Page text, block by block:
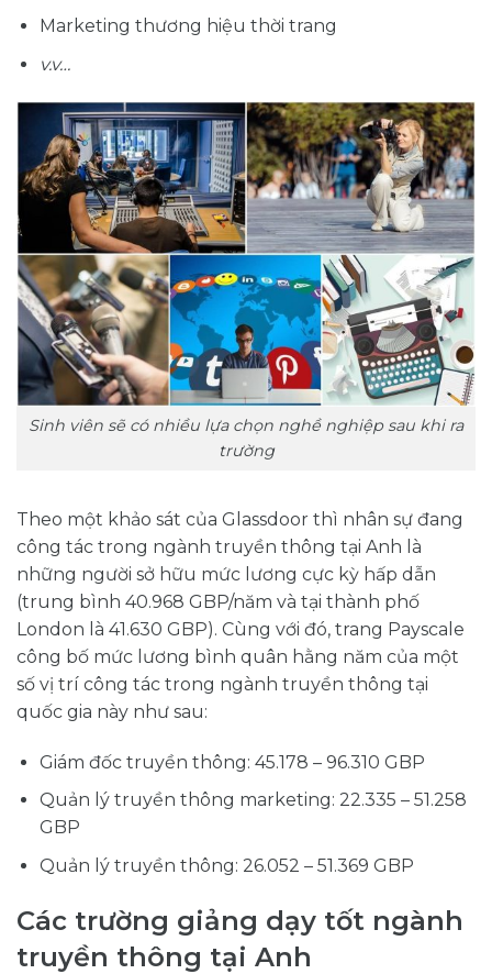
Marketing thương hiệu thời trang
v.v…
Sinh viên sẽ có nhiều lựa chọn nghề nghiệp sau khi ra
trường
Theo một khảo sát của Glassdoor thì nhân sự đang
công tác trong ngành truyền thông tại Anh là
những người sở hữu mức lương cực kỳ hấp dẫn
(trung bình 40.968 GBP/năm và tại thành phố
London là 41.630 GBP). Cùng với đó, trang Payscale
công bố mức lương bình quân hằng năm của một
số vị trí công tác trong ngành truyền thông tại
quốc gia này như sau:
Giám đốc truyền thông: 45.178 – 96.310 GBP
Quản lý truyền thông marketing: 22.335 – 51.258
GBP
Quản lý truyền thông: 26.052 – 51.369 GBP
Các trường giảng dạy tốt ngành
truyền thông tại Anh